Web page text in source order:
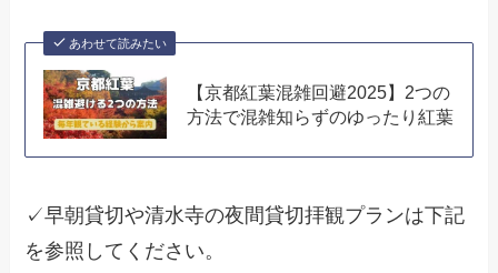
あわせて読みたい
【京都紅葉混雑回避2025】2つの
方法で混雑知らずのゆったり紅葉
✓早朝貸切や清水寺の夜間貸切拝観プランは下記
を参照してください。